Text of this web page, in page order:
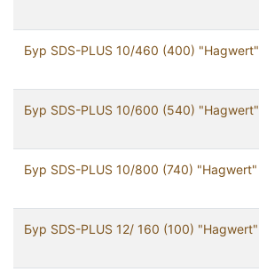
Бур SDS-PLUS 10/460 (400) "Hagwert"
Бур SDS-PLUS 10/600 (540) "Hagwert"
Бур SDS-PLUS 10/800 (740) "Hagwert"
Бур SDS-PLUS 12/ 160 (100) "Hagwert"